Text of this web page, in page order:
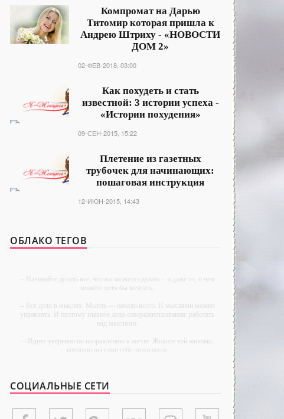
Компромат на Дарью
Титомир которая пришла к
Андрею Штриху - «НОВОСТИ
ДОМ 2»
02-ФЕВ-2018, 03:00
Как похудеть и стать
известной: 3 истории успеха -
«Истории похудения»
09-СЕН-2015, 15:22
Плетение из газетных
трубочек для начинающих:
пошаговая инструкция
12-ИЮН-2015, 14:43
ОБЛАКО ТЕГОВ
-- Начинайте делать все, что вы можете сделать – и даже то, о чем
можете хотя бы мечтать.
-- Все дело в мыслях. Мысль — начало всего. И мыслями можно
управлять. И поэтому главное дело совершенствования: работать
над мыслями.
-- Идите уверенно по направлению к мечте. Живите той жизнью,
которую вы сами себе придумали.
-- Лучшее, что можно сделать с хорошим советом, это пропустить
СОЦИАЛЬНЫЕ СЕТИ